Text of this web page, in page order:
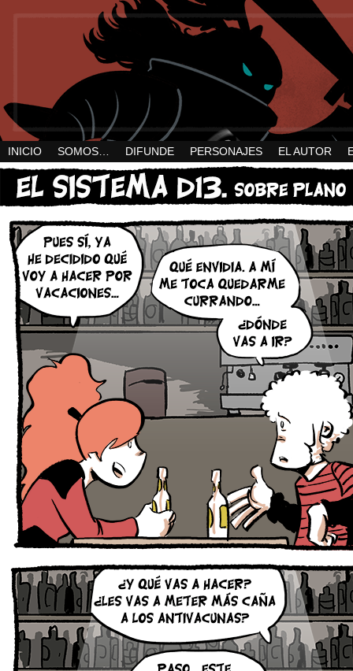
INICIO SOMOS… DIFUNDE PERSONAJES EL AUTOR